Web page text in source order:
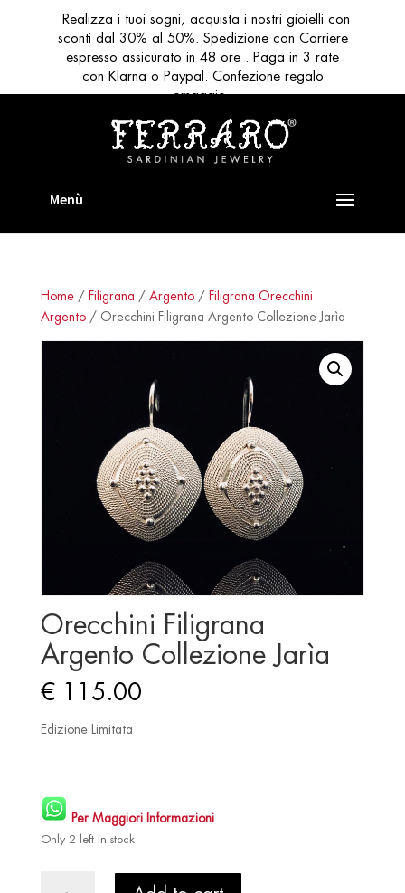
Home/ Filigrana / Argento/ Filigrana Orecchini
Argento/ Orecchini Filigrana Argento Collezione Jarìa
Orecchini Filigrana
Argento Collezione Jarìa
€115.00
Edizione Limitata
Per Maggiori Informazioni
Only 2 left in stock
Realizza i tuoi sogni, acquista i nostri gioielli con
sconti dal 30% al 50%. Spedizione con Corriere
espresso assicurato in 48 ore . Paga in 3 rate
con Klarna o Paypal. Confezione regalo
omaggio